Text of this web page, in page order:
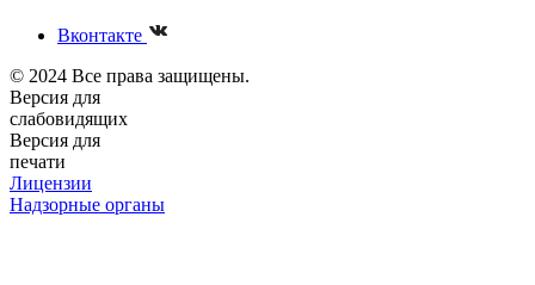
Вконтакте
© 2024 Все права защищены.
Версия для
слабовидящих
Версия для
печати
Лицензии
Надзорные органы